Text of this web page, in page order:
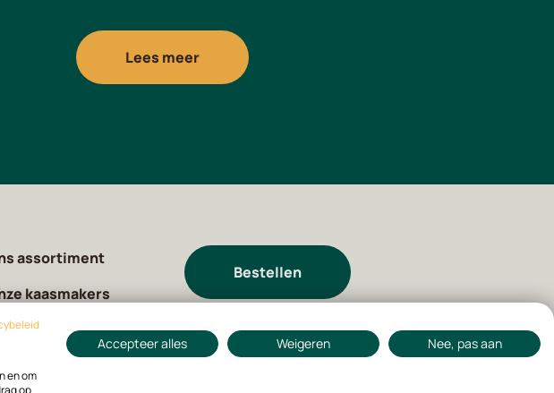
en om
op
Accepteer alles Weigeren Nee, pas aan
Lees meer
assortiment
kaasmakers
ons
Bestellen